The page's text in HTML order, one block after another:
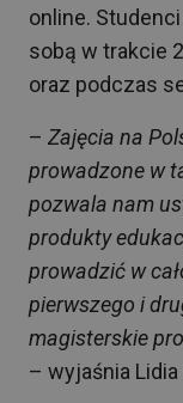
online.
sobą w trakcie
oraz podczas
– Zajęcia na
prowadzone w
pozwala nam
produkty
prowadzić w
pierwszego i
magisterskie
– wyjaśnia